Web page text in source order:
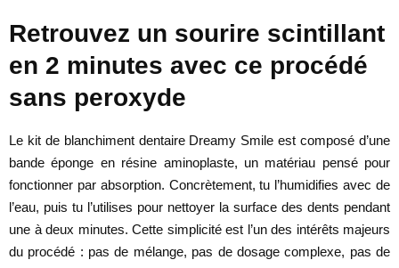
Retrouvez un sourire scintillant
en 2 minutes avec ce procédé
sans peroxyde
Le kit de blanchiment dentaire Dreamy Smile est composé d’une
bande éponge en résine aminoplaste, un matériau pensé pour
fonctionner par absorption. Concrètement, tu l’humidifies avec de
l’eau, puis tu l’utilises pour nettoyer la surface des dents pendant
une à deux minutes. Cette simplicité est l’un des intérêts majeurs
du procédé : pas de mélange, pas de dosage complexe, pas de